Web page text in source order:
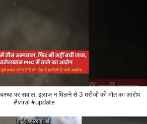
पर सवाल, इलाज न मिलने से 3 मरीजों की मौत का आरोप
#viral #update